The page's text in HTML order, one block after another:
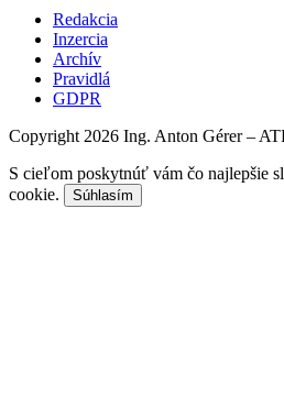
Redakcia
Inzercia
Archív
Pravidlá
GDPR
Copyright 2026 Ing. Anton Gérer –
S cieľom poskytnúť vám čo najlepšie
cookie.
Súhlasím